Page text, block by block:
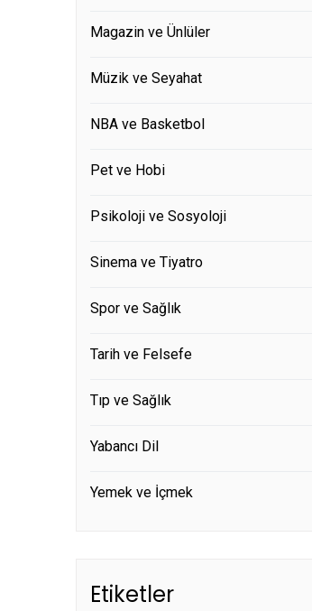
Magazin ve Ünlüler
Müzik ve Seyahat
NBA ve Basketbol
Pet ve Hobi
Psikoloji ve Sosyoloji
Sinema ve Tiyatro
Spor ve Sağlık
Tarih ve Felsefe
Tıp ve Sağlık
Yabancı Dil
Yemek ve İçmek
Etiketler